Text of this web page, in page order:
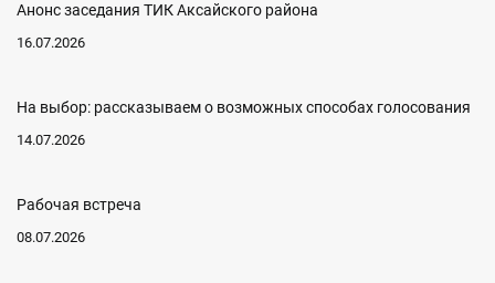
Анонс заседания ТИК Аксайского района
16.07.2026
На выбор: рассказываем о возможных способах голосования
14.07.2026
Рабочая встреча
08.07.2026